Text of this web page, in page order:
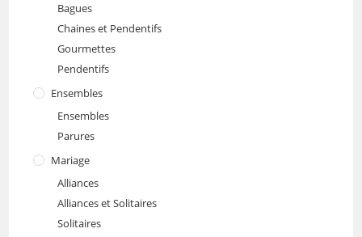
Bagues
Chaines et Pendentifs
Gourmettes
Pendentifs
Ensembles
Ensembles
Parures
Mariage
Alliances
Alliances et Solitaires
Solitaires